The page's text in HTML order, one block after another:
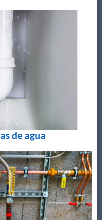
de agua